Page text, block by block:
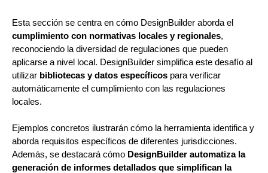
Esta sección se centra en cómo DesignBuilder aborda el
cumplimiento con normativas locales y regionales,
reconociendo la diversidad de regulaciones que pueden
aplicarse a nivel local. DesignBuilder simplifica este desafío al
utilizar bibliotecas y datos específicos para verificar
automáticamente el cumplimiento con las regulaciones
locales.
Ejemplos concretos ilustrarán cómo la herramienta identifica y
aborda requisitos específicos de diferentes jurisdicciones.
Además, se destacará cómo DesignBuilder automatiza la
generación de informes detallados que simplifican la